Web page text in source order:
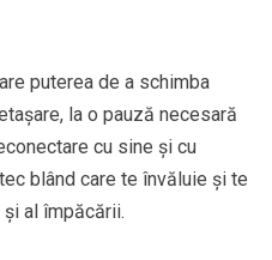
puterea de a schimba
la o pauză necesară
cu sine și cu
blând care te învăluie și te
al împăcării.